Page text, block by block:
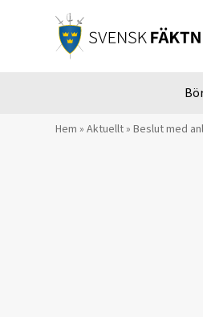
Hem » Aktuellt» ​Beslut med